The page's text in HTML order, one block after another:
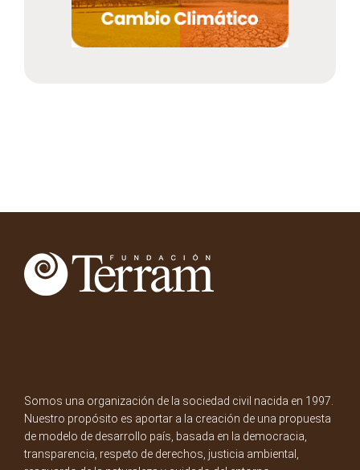
Somos una organización de la sociedad civil nacida en 1997.
Nuestro propósito es aportar a la creación de una propuesta
de modelo de desarrollo país, basada en la democracia,
transparencia, respeto de derechos, justicia ambiental,